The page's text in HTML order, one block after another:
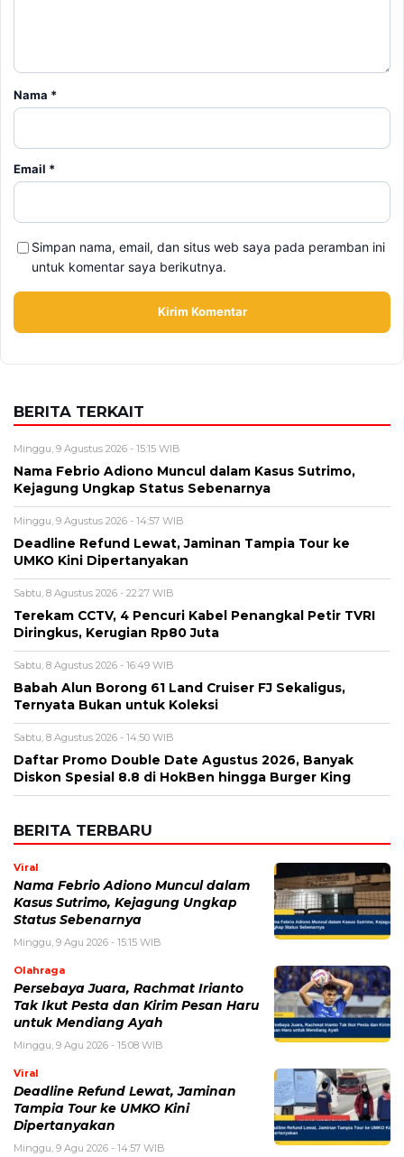
Alamat email tidak akan dipublikasikan. Kolom wajib ditandai *.
Komentar*
Nama*
Simpan nama, email, dan situs web saya pada peramban ini
untuk komentar saya berikutnya.
Minggu, 9 Agustus 2026 - 15:15 WIB
Nama Febrio Adiono Muncul dalam Kasus Sutrimo,
Kejagung Ungkap Status Sebenarnya